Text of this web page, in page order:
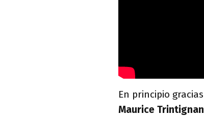
En principio
Maurice